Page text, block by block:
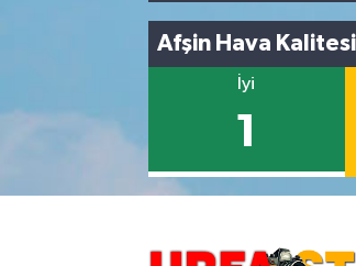
Afşin Hava Kalitesi
İyi
1